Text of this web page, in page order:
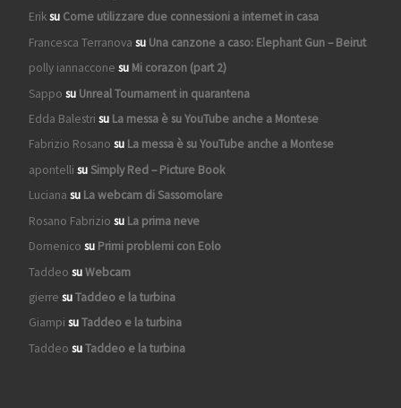
Eriksu Come utilizzare due connessioni a internet in casa
Francesca Terranova su Una canzone a caso: Elephant Gun – Beirut
polly iannaccone su Mi corazon (part 2)
Sappo su Unreal Tournament in quarantena
Edda Balestri su La messa è su YouTube anche a Montese
Fabrizio Rosano su La messa è su YouTube anche a Montese
apontelli suSimply Red – Picture Book
Luciana su La webcam di Sassomolare
Rosano Fabrizio su La prima neve
Domenico su Primi problemi con Eolo
Taddeo suWebcam
gierre suTaddeo e la turbina
Giampi suTaddeo e la turbina
Taddeo suTaddeo e la turbina